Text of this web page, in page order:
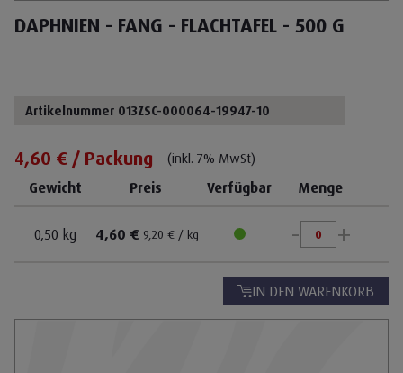
DAPHNIEN - FANG - FLACHTAFEL - 500 G
Artikelnummer 013ZSC-000064-19947-10
4,60 € / Packung (inkl. 7% MwSt)
Gewicht Preis Verfügbar Menge
0,50 kg 4,60 € 9,20 € / kg - +
IN DEN WARENKORB